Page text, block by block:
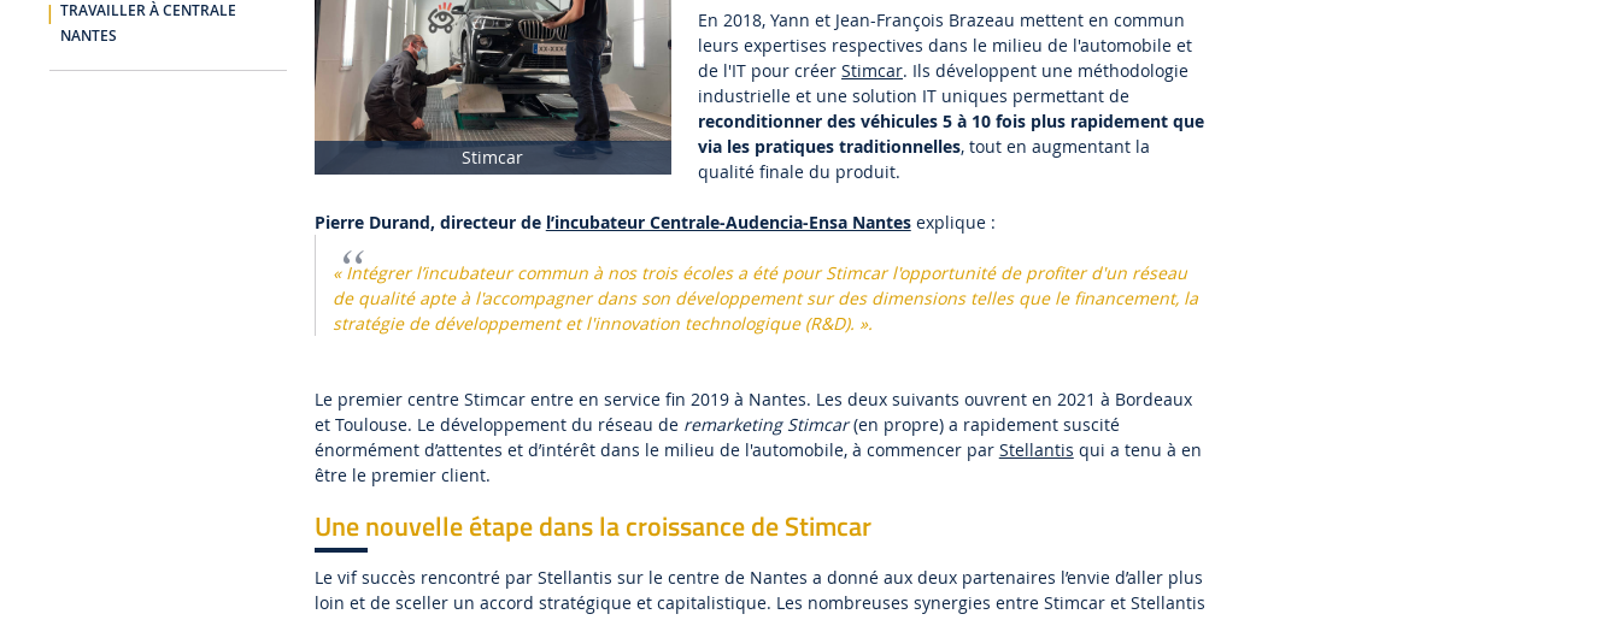
TRAVAILLER À CENTRALE
NANTES
Stimcar
En 2018, Yann et Jean-François Brazeau mettent en commun
leurs expertises respectives dans le milieu de l'automobile et
de l'IT pour créerStimcar. Ils développent une méthodologie
industrielle et une solution IT uniques permettant de
reconditionner des véhicules 5 à 10 fois plus rapidement que
via les pratiques traditionnelles, tout en augmentant la
qualité finale du produit.
Pierre Durand, directeur de l’incubateur Centrale-Audencia-Ensa Nantesexplique :
« Intégrer l’incubateur commun à nos trois écoles a été pour Stimcar l'opportunité de profiter d'un réseau
de qualité apte à l'accompagner dans son développement sur des dimensions telles que le financement, la
stratégie de développement et l'innovation technologique (R&D). ».
Le premier centre Stimcar entre en service fin 2019 à Nantes. Les deux suivants ouvrent en 2021 à Bordeaux
et Toulouse. Le développement du réseau de remarketing Stimcar(en propre) a rapidement suscité
énormément d’attentes et d’intérêt dans le milieu de l'automobile, à commencer par Stellantis qui a tenu à en
être le premier client.
Une nouvelle étape dans la croissance de Stimcar
Le vif succès rencontré par Stellantis sur le centre de Nantes a donné aux deux partenaires l’envie d’aller plus
loin et de sceller un accord stratégique et capitalistique. Les nombreuses synergies entre Stimcar et Stellantis